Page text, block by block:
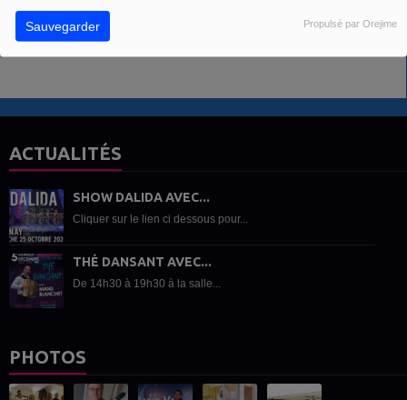
Sauvegarder Propulsé par Orejime
ACTUALITÉS
SHOW DALIDA AVEC...
Cliquer sur le lien ci dessous pour...
THÉ DANSANT AVEC...
De 14h30 à 19h30 à la salle...
PHOTOS